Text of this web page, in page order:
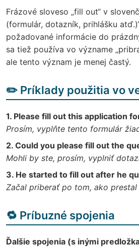
Frázové sloveso „fill out“ v
(formulár, dotazník, prihlášku
požadované informácie do
sa tiež používa vo význame
ale tento význam je menej častý.
✏️ Príklady použitia vo
1. Please fill out this application
Prosím, vyplňte tento formulár
2. Could you please fill out the
Mohli by ste, prosím, vyplniť
3. He started to fill out after he
Začal priberať po tom, ako
🔁 Príbuzné spojenia
Ďalšie spojenia (s inými